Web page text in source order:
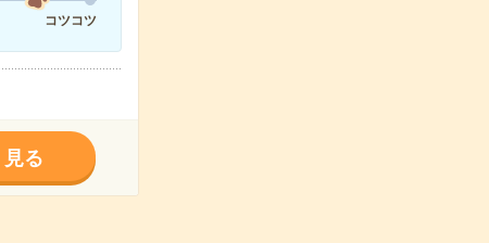
コツコツ
る